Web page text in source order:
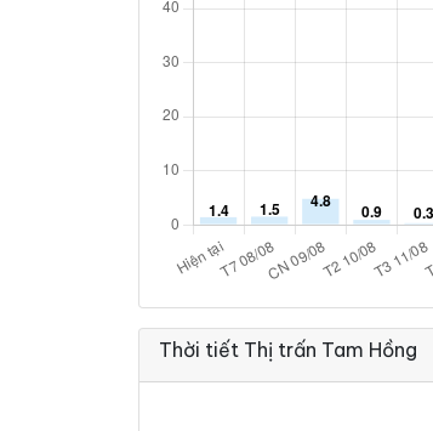
Thời tiết Thị trấn Tam Hồng